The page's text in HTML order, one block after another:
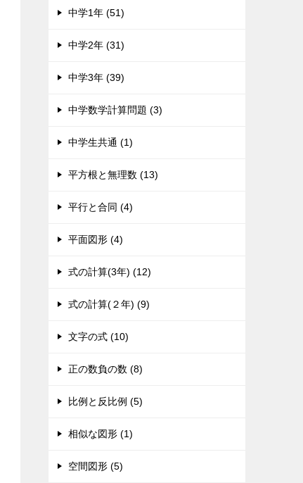
中学1年 (51)
中学2年 (31)
中学3年 (39)
中学数学計算問題 (3)
中学生共通 (1)
平方根と無理数 (13)
平行と合同 (4)
平面図形 (4)
式の計算(3年) (12)
式の計算(２年) (9)
文字の式 (10)
正の数負の数 (8)
比例と反比例 (5)
相似な図形 (1)
空間図形 (5)